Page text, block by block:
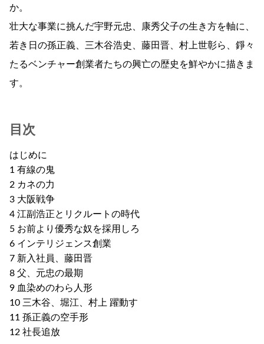
か。
壮大な事業に挑んだ宇野元忠、康秀父子の生き方を軸に、
若き日の孫正義、三木谷浩史、藤田晋、村上世彰ら、錚々
たるベンチャー創業者たちの興亡の歴史を鮮やかに描きま
す。
目次
はじめに
1 有線の鬼
2 カネの力
3 大阪戦争
4 江副浩正とリクルートの時代
5 お前より優秀な奴を採用しろ
6 インテリジェンス創業
7 新入社員、藤田晋
8 父、元忠の最期
9 血染めのわら人形
10 三木谷、堀江、村上 躍動す
11 孫正義の空手形
12 社長追放